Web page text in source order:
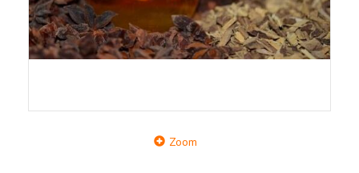
Zoom